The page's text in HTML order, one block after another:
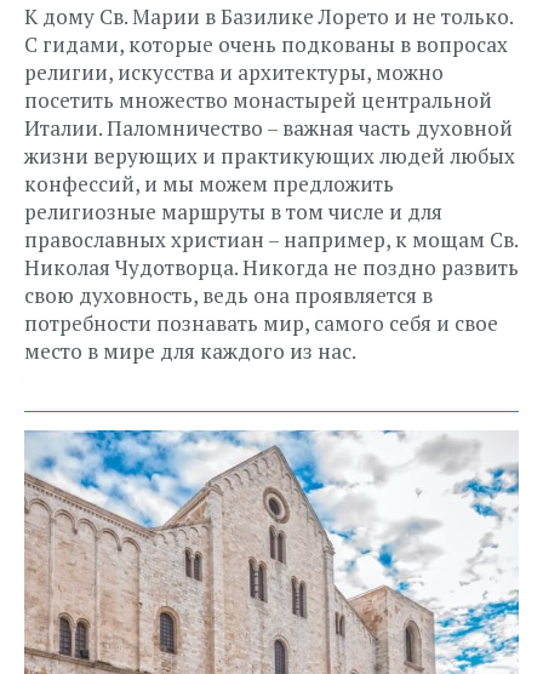
К дому Св. Марии в Базилике Лорето и не только.
С гидами, которые очень подкованы в вопросах
религии, искусства и архитектуры, можно
посетить множество монастырей центральной
Италии. Паломничество – важная часть духовной
жизни верующих и практикующих людей любых
конфессий, и мы можем предложить
религиозные маршруты в том числе и для
православных христиан – например, к мощам Св.
Николая Чудотворца. Никогда не поздно развить
свою духовность, ведь она проявляется в
потребности познавать мир, самого себя и свое
место в мире для каждого из нас.